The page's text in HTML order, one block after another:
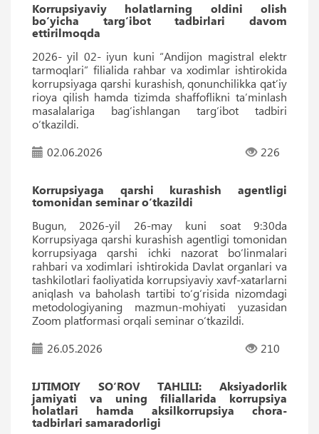
Korrupsiyaviy holatlarning oldini olish
bo‘yicha targ‘ibot tadbirlari davom
ettirilmoqda
2026- yil 02- iyun kuni “Andijon magistral elektr
tarmoqlari” filialida rahbar va xodimlar ishtirokida
korrupsiyaga qarshi kurashish, qonunchilikka qat’iy
rioya qilish hamda tizimda shaffoflikni ta’minlash
masalalariga bag‘ishlangan targ‘ibot tadbiri
o‘tkazildi.
02.06.2026
226
Korrupsiyaga qarshi kurashish agentligi
tomonidan seminar o‘tkazildi
Bugun, 2026-yil 26-may kuni soat 9:30da
Korrupsiyaga qarshi kurashish agentligi tomonidan
korrupsiyaga qarshi ichki nazorat bo‘linmalari
rahbari va xodimlari ishtirokida Davlat organlari va
tashkilotlari faoliyatida korrupsiyaviy xavf-xatarlarni
aniqlash va baholash tartibi to‘g‘risida nizomdagi
metodologiyaning mazmun-mohiyati yuzasidan
Zoom platformasi orqali seminar o‘tkazildi.
26.05.2026
210
IJTIMOIY SO‘ROV TAHLILI: Aksiyadorlik
jamiyati va uning filiallarida korrupsiya
holatlari hamda aksilkorrupsiya chora-
tadbirlari samaradorligi